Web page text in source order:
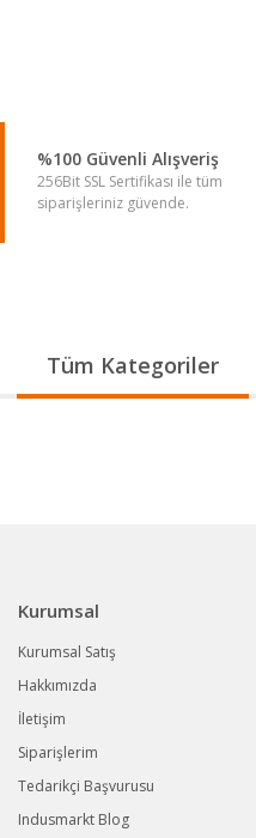
%100 Güvenli Alışveriş
256Bit SSL Sertifikası ile tüm
siparişleriniz güvende.
Tüm Kategoriler
Kurumsal
Kurumsal Satış
Hakkımızda
İletişim
Siparişlerim
Tedarikçi Başvurusu
Indusmarkt Blog